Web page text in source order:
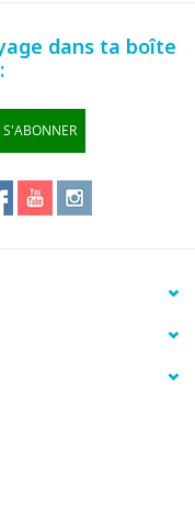
dans ta boîte
S'ABONNER